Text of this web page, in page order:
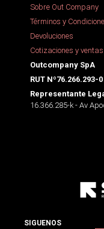
Sobre Out Company
Términos y
Devoluciones
Cotizaciones y
Outcompany SpA
RUT Nº76.266.293-0
Representante
16.366.285-k - Av
SIGUENOS